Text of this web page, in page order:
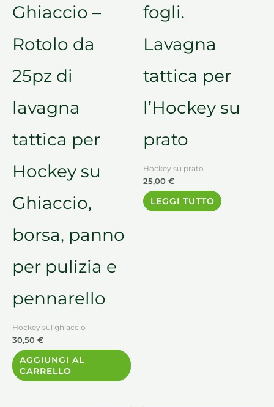
Ghiaccio –
Rotolo da
25pz di
lavagna
tattica per
Hockey su
Ghiaccio,
borsa, panno
per pulizia e
pennarello
Hockey sul ghiaccio
30,50 €
AGGIUNGI AL
CARRELLO
fogli.
Lavagna
tattica per
l’Hockey su
prato
Hockey su prato
25,00 €
LEGGI TUTTO